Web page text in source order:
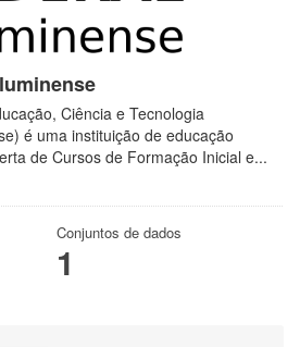
Ciência e Tecnologia
é uma instituição de educação
de Cursos de Formação Inicial e...
Conjuntos de dados
1